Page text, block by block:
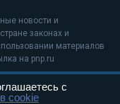
новости и
законах и
материалов
на pnp.ru
с
cookie